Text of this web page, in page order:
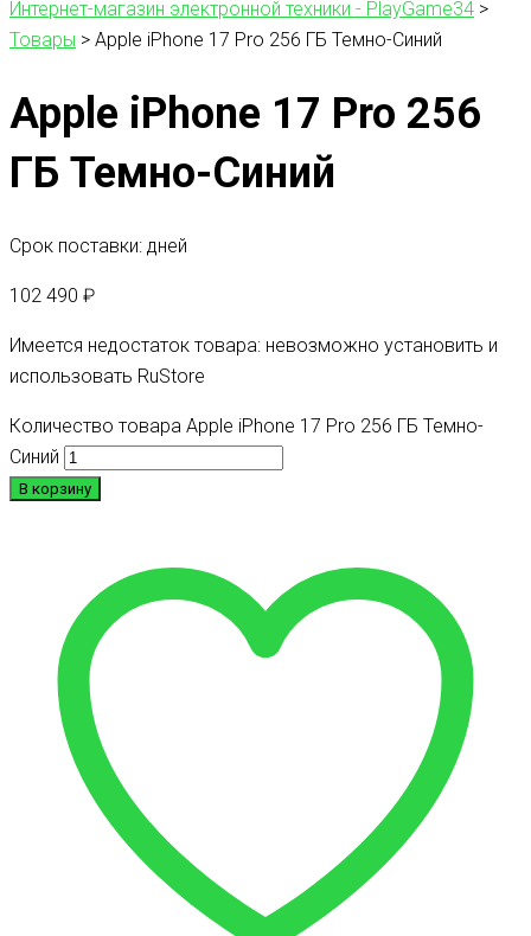
Интернет-магазин электронной техники - PlayGame34 >
Товары > Apple iPhone 17 Pro 256 ГБ Темно-Синий
Apple iPhone 17 Pro 256
ГБ Темно-Синий
Срок поставки: дней
102 490 ₽
Имеется недостаток товара: невозможно установить и
использовать RuStore
Количество товара Apple iPhone 17 Pro 256 ГБ Темно-
Синий
В корзину